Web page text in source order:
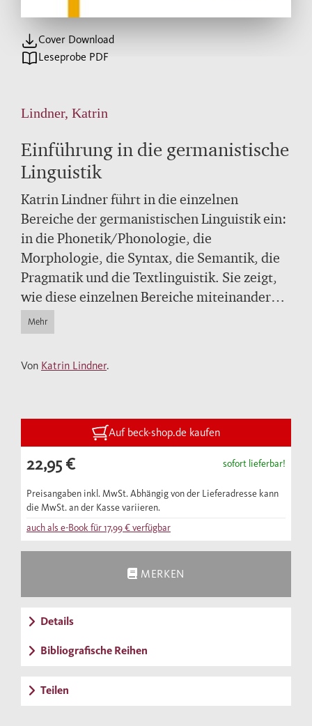
Cover Download
Leseprobe PDF
Lindner, Katrin
Einführung in die germanistische
Linguistik
Katrin Lindner führt in die einzelnen
Bereiche der germanistischen Linguistik ein:
in die Phonetik/Phonologie, die
Morphologie, die Syntax, die Semantik, die
Pragmatik und die Textlinguistik. Sie zeigt,
wie diese einzelnen Bereiche miteinander
ein Netzwerk bilden. Zu zentralen Begriffen
gibt es Übungen (mit Lösungen), in denen
Der Band richtet sich an alle Studierenden in
Sprachtherapie. Die Übungen
der Grammatik auch Beispiele aus dem
Schulalltag und dem Alltag der
Sprachtherapie. Das Buch kann zur
Vorbereitung auf ein weiterführendes
Seminar dienen und Quereinsteigern in die
entsprechenden Masterstudiengänge helfen,
Struktur eignet sich das Buch auch sehr gut
zum Selbststudium.
Mehr
Von Katrin Lindner.
Auf beck-shop.de kaufen
22,95 € sofort lieferbar!
Preisangaben inkl. MwSt. Abhängig von der Lieferadresse kann
die MwSt. an der Kasse variieren.
auch als e-Book für17,99 €verfügbar
MERKEN
Details
Bibliografische Reihen
Teilen